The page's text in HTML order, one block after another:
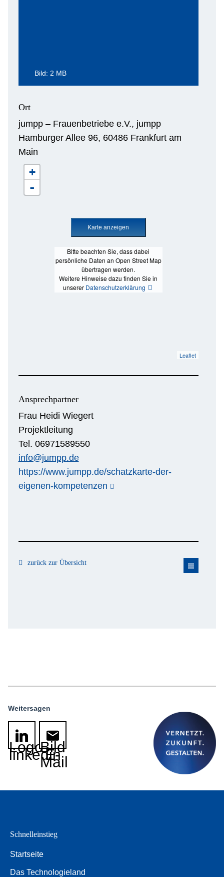
Bild: 2 MB
Ort
jumpp – Frauenbetriebe e.V., jumpp
Hamburger Allee 96, 60486 Frankfurt am
Main
Bitte beachten Sie, dass dabei
persönliche Daten an Open Street Map
übertragen werden.
Weitere Hinweise dazu finden Sie in
unserer Datenschutzerklärung
+
-
Leaflet
Ansprechpartner
Frau Heidi Wiegert
Projektleitung
Tel. 06971589550
info@jumpp.de
https://www.jumpp.de/schatzkarte-der-
eigenen-kompetenzen
zurück zur Übersicht apps
Weitersagen
Logo
linkedin
Bild
E-
Mail
Schnelleinstieg
Startseite
Das Technologieland